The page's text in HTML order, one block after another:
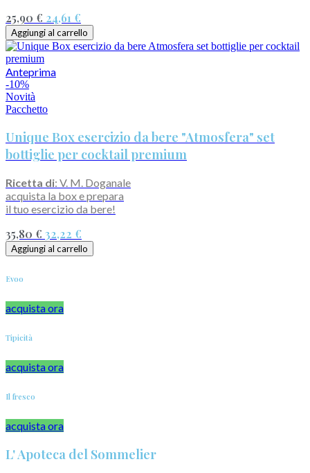
25,90 € 24,61 €
Aggiungi al carrello
Anteprima
-10%
Novità
Pacchetto
Unique Box esercizio da bere "Atmosfera" set
bottiglie per cocktail premium
Ricetta di: V. M. Doganale
acquista la box e prepara
il tuo esercizio da bere!
35,80 € 32,22 €
Aggiungi al carrello
Evoo
acquista ora
Tipicità
acquista ora
Il fresco
acquista ora
L' Apoteca del Sommelier